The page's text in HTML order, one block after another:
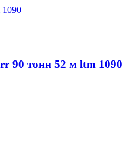
90 тонн 52 м ltm 1090